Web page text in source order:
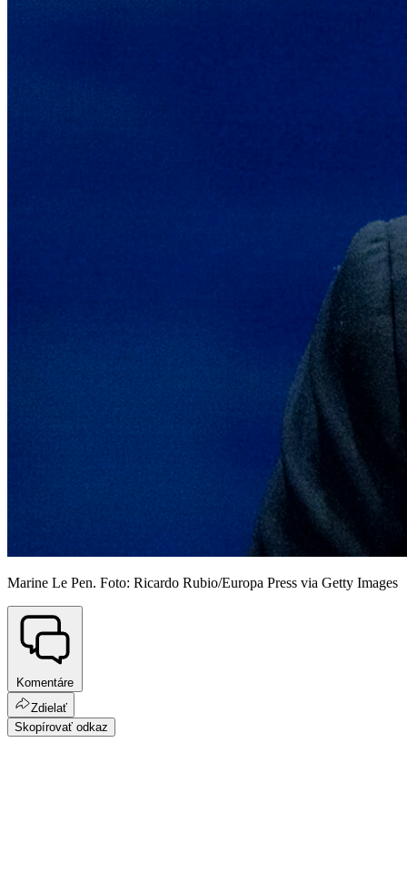
Marine Le Pen. Foto: Ricardo Rubio/Europa Press via Getty Images
Komentáre
Zdielať
Skopírovať odkaz